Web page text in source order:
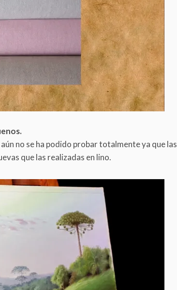
no se ha podido probar totalmente ya que las
que las realizadas en lino.